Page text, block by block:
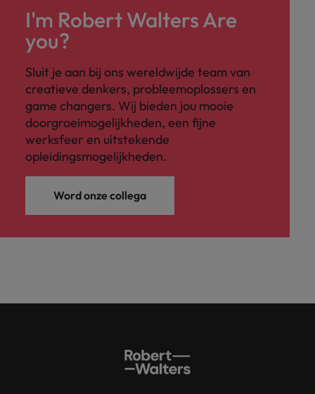
I'm Robert Walters Are
you?
Sluit je aan bij ons wereldwijde team van
creatieve denkers, probleemoplossers en
game changers. Wij bieden jou mooie
doorgroeimogelijkheden, een fijne
werksfeer en uitstekende
opleidingsmogelijkheden.
Word onze collega